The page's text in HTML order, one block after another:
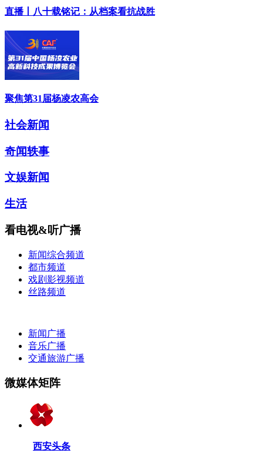
直播丨八十载铭记：从档案看抗战胜
聚焦第31届杨凌农高会
社会新闻
奇闻轶事
文娱新闻
生活
看电视&听广播
新闻综合频道
都市频道
戏剧影视频道
丝路频道
新闻广播
音乐广播
交通旅游广播
微媒体矩阵
西安头条